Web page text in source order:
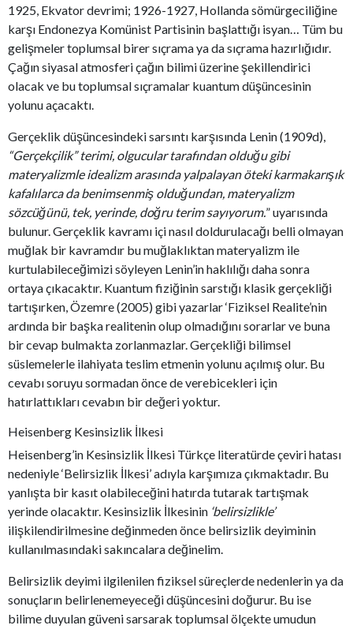
1925, Ekvator devrimi; 1926-1927, Hollanda sömürgeciliğine
karşı Endonezya Komünist Partisinin başlattığı isyan… Tüm bu
gelişmeler toplumsal birer sıçrama ya da sıçrama hazırlığıdır.
Çağın siyasal atmosferi çağın bilimi üzerine şekillendirici
olacak ve bu toplumsal sıçramalar kuantum düşüncesinin
yolunu açacaktı.
Gerçeklik düşüncesindeki sarsıntı karşısında Lenin (1909d),
“Gerçekçilik” terimi, olgucular tarafından olduğu gibi
materyalizmle idealizm arasında yalpalayan öteki karmakarışık
kafalılarca da benimsenmiş olduğundan, materyalizm
sözcüğünü, tek, yerinde, doğru terim sayıyorum.” uyarısında
bulunur. Gerçeklik kavramı içi nasıl doldurulacağı belli olmayan
muğlak bir kavramdır bu muğlaklıktan materyalizm ile
kurtulabileceğimizi söyleyen Lenin’in haklılığı daha sonra
ortaya çıkacaktır. Kuantum fiziğinin sarstığı klasik gerçekliği
tartışırken, Özemre (2005) gibi yazarlar ‘Fiziksel Realite’nin
ardında bir başka realitenin olup olmadığını sorarlar ve buna
bir cevap bulmakta zorlanmazlar. Gerçekliği bilimsel
süslemelerle ilahiyata teslim etmenin yolunu açılmış olur. Bu
cevabı soruyu sormadan önce de verebicekleri için
hatırlattıkları cevabın bir değeri yoktur.
Heisenberg Kesinsizlik İlkesi
Heisenberg’in Kesinsizlik İlkesi Türkçe literatürde çeviri hatası
nedeniyle ‘Belirsizlik İlkesi’ adıyla karşımıza çıkmaktadır. Bu
yanlışta bir kasıt olabileceğini hatırda tutarak tartışmak
yerinde olacaktır. Kesinsizlik İlkesinin ‘belirsizlikle’
ilişkilendirilmesine değinmeden önce belirsizlik deyiminin
kullanılmasındaki sakıncalara değinelim.
Belirsizlik deyimi ilgilenilen fiziksel süreçlerde nedenlerin ya da
sonuçların belirlenemeyeceği düşüncesini doğurur. Bu ise
bilime duyulan güveni sarsarak toplumsal ölçekte umudun